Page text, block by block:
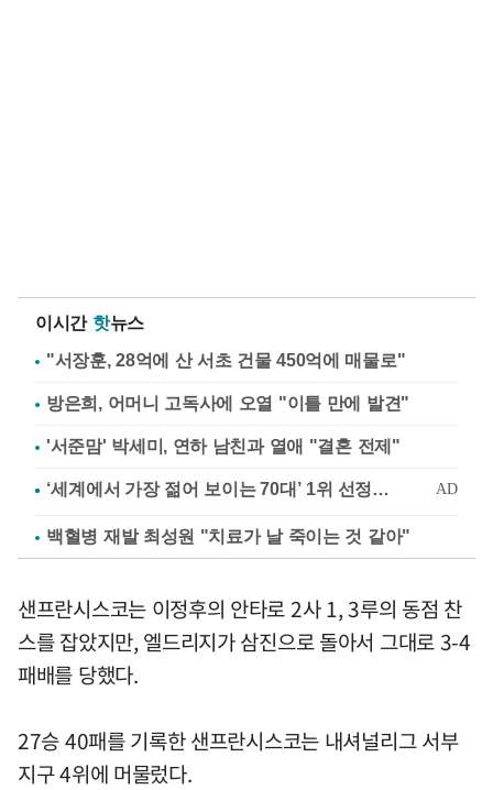
이시간 핫뉴스
"서장훈, 28억에 산 서초 건물 450억에 매물로"
방은희, 어머니 고독사에 오열 "이틀 만에 발견"
'서준맘' 박세미, 연하 남친과 열애 "결혼 전제"
백혈병 재발 최성원 "치료가 날 죽이는 것 같아"
샌프란시스코는 이정후의 안타로 2사 1, 3루의 동점 찬
스를 잡았지만, 엘드리지가 삼진으로 돌아서 그대로 3-4
패배를 당했다.
27승 40패를 기록한 샌프란시스코는 내셔널리그 서부
지구 4위에 머물렀다.